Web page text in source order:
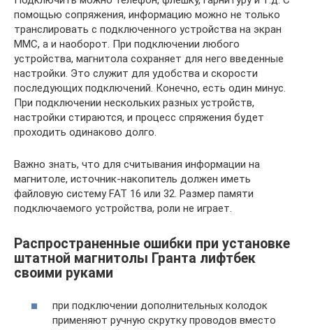
помощью сопряжения, информацию можно не только
транслировать с подключенного устройства на экран
ММС, а и наоборот. При подключении любого
устройства, магнитола сохраняет для него введенные
настройки. Это служит для удобства и скорости
последующих подключений. Конечно, есть один минус.
При подключении нескольких разных устройств,
настройки стираются, и процесс спряжения будет
проходить одинаково долго.
Важно знать, что для считывания информации на
магнитоле, источник-накопитель должен иметь
файловую систему FAT 16 или 32. Размер памяти
подключаемого устройства, роли не играет.
Распространенные ошибки при установке
штатной магнитолы Гранта лифтбек
своими руками
при подключении дополнительных колодок
применяют ручную скрутку проводов вместо